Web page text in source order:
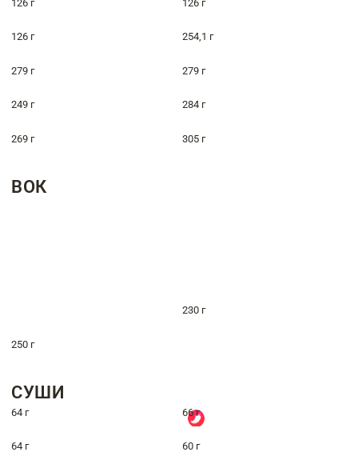
126 г 126 г
126 г 254,1 г
279 г 279 г
249 г 284 г
269 г 305 г
ВОК
230 г
250 г
СУШИ
64 г 66 г
64 г 60 г